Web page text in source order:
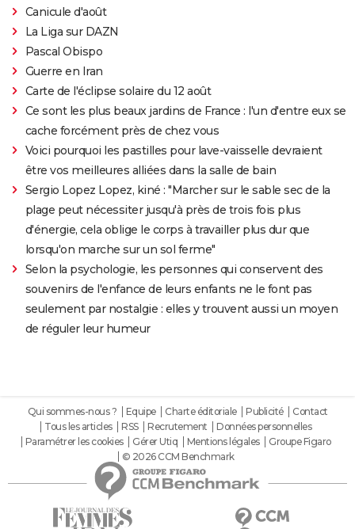
Canicule d'août
La Liga sur DAZN
Pascal Obispo
Guerre en Iran
Carte de l'éclipse solaire du 12 août
Ce sont les plus beaux jardins de France : l'un d'entre eux se
cache forcément près de chez vous
Voici pourquoi les pastilles pour lave-vaisselle devraient
être vos meilleures alliées dans la salle de bain
Sergio Lopez Lopez, kiné : "Marcher sur le sable sec de la
plage peut nécessiter jusqu'à près de trois fois plus
d'énergie, cela oblige le corps à travailler plus dur que
lorsqu'on marche sur un sol ferme"
Selon la psychologie, les personnes qui conservent des
souvenirs de l'enfance de leurs enfants ne le font pas
seulement par nostalgie : elles y trouvent aussi un moyen
de réguler leur humeur
Qui sommes-nous ? Equipe Charte éditoriale Publicité
Contact
Tous les articles
RSS Recrutement
Données personnelles
Paramétrer les cookies
Gérer Utiq Mentions légales
Groupe Figaro
© 2026 CCM Benchmark